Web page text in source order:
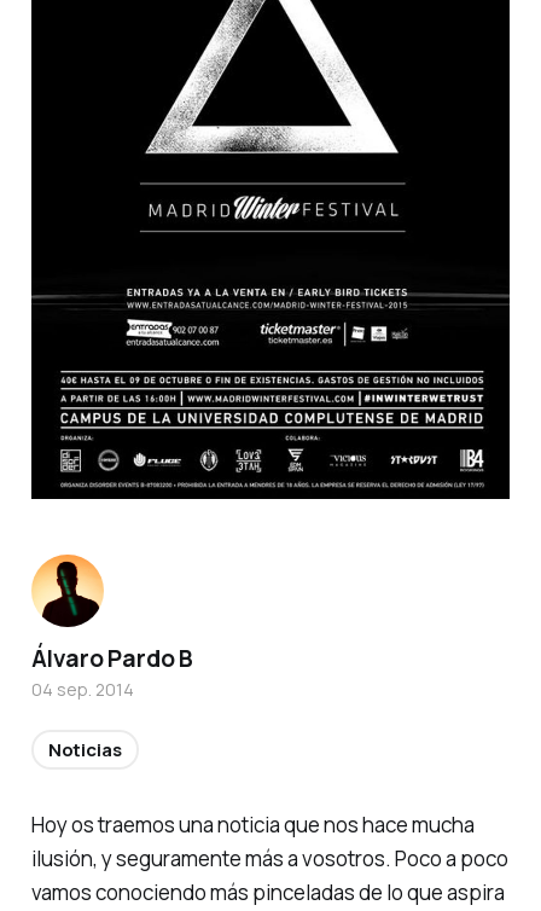
Hoy os traemos una noticia que nos hace mucha
ilusión, y seguramente más a vosotros. Poco a poco
vamos conociendo más pinceladas de lo que aspira
Álvaro Pardo B
04 sep. 2014
Noticias